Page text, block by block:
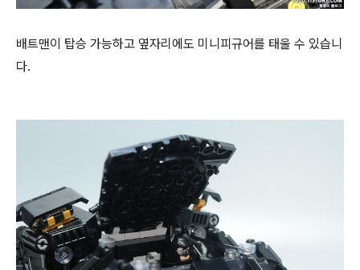
배트맨이 탑승 가능하고 옆자리에도 미니피규어를 태울 수 있습니
다.